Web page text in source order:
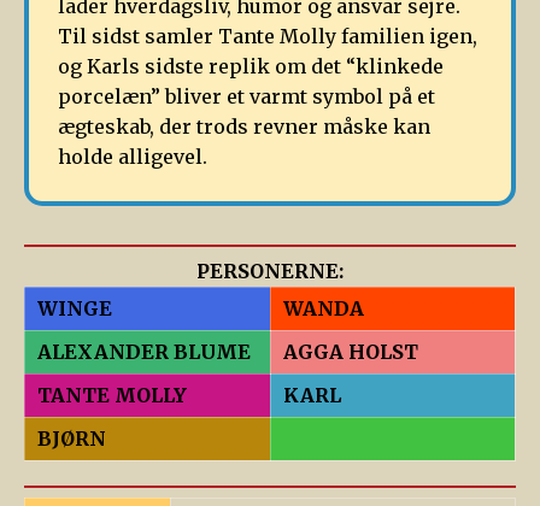
lader hverdagsliv, humor og ansvar sejre.
Til sidst samler Tante Molly familien igen,
og Karls sidste replik om det “klinkede
porcelæn” bliver et varmt symbol på et
ægteskab, der trods revner måske kan
holde alligevel.
PERSONERNE:
WINGE
WANDA
ALEXANDER BLUME
AGGA HOLST
TANTE MOLLY
KARL
BJØRN